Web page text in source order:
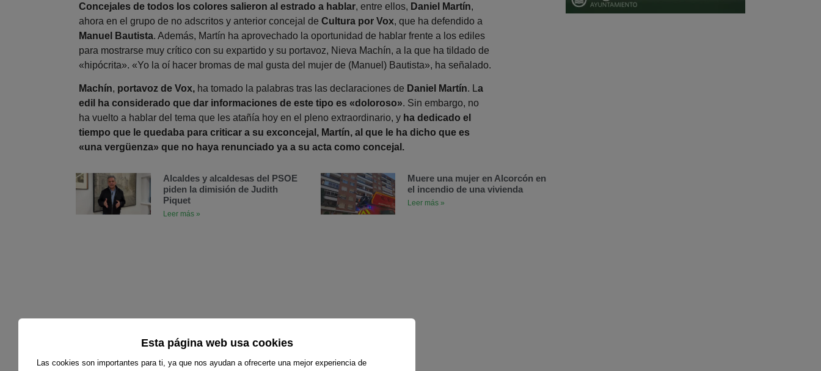
Esta página web usa cookies
Las cookies son importantes para ti, ya que nos ayudan a ofrecerte una mejor experiencia de
Concejales de todos los colores salieron al estrado a hablar, entre ellos, Daniel Martín,
ahora en el grupo de no adscritos y anterior concejal deCultura por Vox, que ha defendido a
Manuel Bautista. Además, Martín ha aprovechado la oportunidad de hablar frente a los ediles
para mostrarse muy crítico con su expartido y su portavoz, Nieva Machín, a la que ha tildado de
«hipócrita». «Yo la oí hacer bromas de mal gusta del mujer de (Manuel) Bautista», ha señalado.
Machín, portavoz de Vox, ha tomado la palabras tras las declaraciones de Daniel Martín. La
edil ha considerado que dar informaciones de este tipo es «doloroso». Sin embargo, no
ha vuelto a hablar del tema que les atañía hoy en el pleno extraordinario, y ha dedicado el
tiempo que le quedaba para criticar a su exconcejal, Martín, al que le ha dicho que es
«una vergüenza» que no haya renunciado ya a su acta como concejal.
Alcaldes y alcaldesas del PSOE
piden la dimisión de Judith
Piquet
Leer más »
Muere una mujer en Alcorcón en
el incendio de una vivienda
Leer más »